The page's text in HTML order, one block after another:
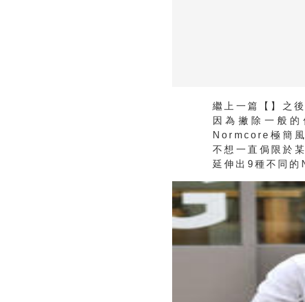
繼上一篇【 】 之
因為撇除一般
Normcore極簡
不想一直侷限於
延伸出9種不同的